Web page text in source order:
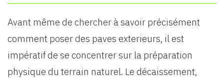
Avant même de chercher à savoir précisément
comment poser des paves exterieurs, il est
impératif de se concentrer sur la préparation
physique du terrain naturel. Le décaissement,